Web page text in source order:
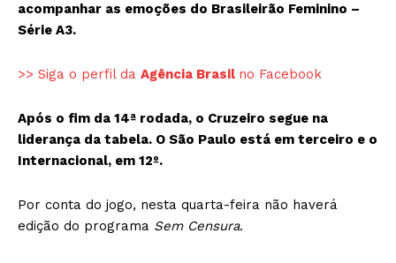
acompanhar as emoções do Brasileirão Feminino –
Série A3.
>> Siga o perfil da Agência Brasil no Facebook
Após o fim da 14ª rodada, o Cruzeiro segue na
liderança da tabela. O São Paulo está em terceiro e o
Internacional, em 12º.
Por conta do jogo, nesta quarta-feira não haverá
edição do programa Sem Censura.